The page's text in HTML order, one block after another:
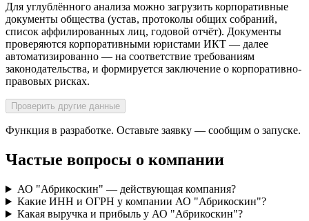
Для углублённого анализа можно загрузить корпоративные
документы общества (устав, протоколы общих собраний,
список аффилированных лиц, годовой отчёт). Документы
проверяются корпоративными юристами ИКТ — далее
автоматизированно — на соответствие требованиям
законодательства, и формируется заключение о корпоративно-
правовых рисках.
Проверить другие данные
Функция в разработке. Оставьте заявку — сообщим о запуске.
Частые вопросы о компании
АО "Абрикоскин" — действующая компания?
Какие ИНН и ОГРН у компании АО "Абрикоскин"?
Какая выручка и прибыль у АО "Абрикоскин"?